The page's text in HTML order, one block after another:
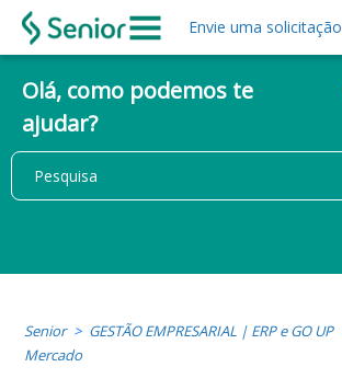
Envie uma solicitação
Olá, como podemos te
ajudar?
Senior GESTÃO EMPRESARIAL | ERP e GO UP
Mercado